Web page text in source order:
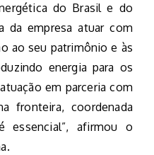
do Brasil e do
da empresa atuar com
ao seu patrimônio e às
energia para os
em parceria com
fronteira, coordenada
essencial”, afirmou o